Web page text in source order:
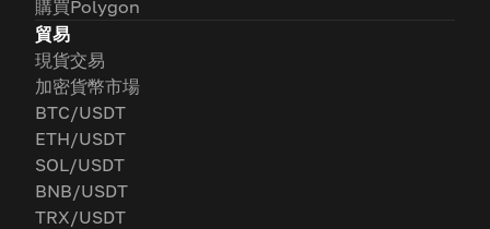
購買Polygon
貿易
現貨交易
加密貨幣市場
BTC/USDT
ETH/USDT
SOL/USDT
BNB/USDT
TRX/USDT